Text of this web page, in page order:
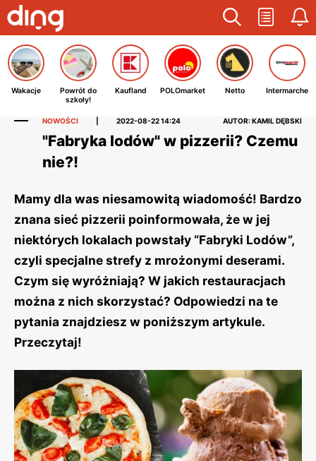
Wakacje
Powrót do
szkoły!
Kaufland POLOmarket Netto Intermarche
NOWOŚCI 2022-08-22 14:24 AUTOR: KAMIL DĘBSKI
"Fabryka lodów" w pizzerii? Czemu
nie?!
Mamy dla was niesamowitą wiadomość! Bardzo
znana sieć pizzerii poinformowała, że w jej
niektórych lokalach powstały “Fabryki Lodów”,
czyli specjalne strefy z mrożonymi deserami.
Czym się wyróżniają? W jakich restauracjach
można z nich skorzystać? Odpowiedzi na te
pytania znajdziesz w poniższym artykule.
Przeczytaj!